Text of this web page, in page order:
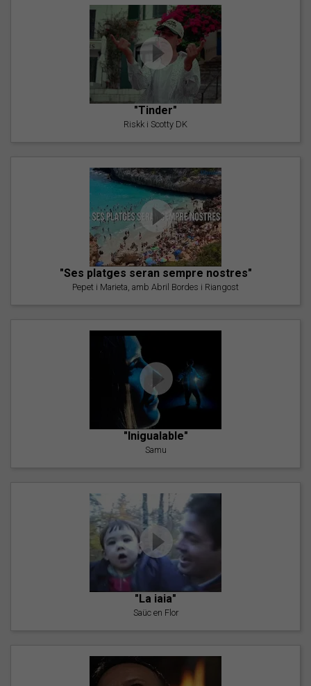
"Tinder"
Riskk i Scotty DK
"Ses platges seran sempre nostres"
Pepet i Marieta, amb Abril Bordes i Riangost
"Inigualable"
Samu
"La iaia"
Saüc en Flor